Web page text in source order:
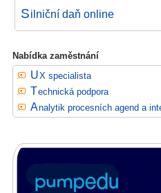
Silniční daň online
Nabídka zaměstnání
UX specialista
Technická podpora
Analytik procesních agend a